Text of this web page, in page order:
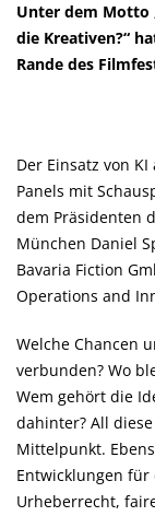
Unter dem Motto
die Kreativen?“
Rande des
Der Einsatz von
Panels mit
dem Präsidenten
München Daniel
Bavaria Fiction
Operations and
Welche Chancen
verbunden? Wo
Wem gehört die
dahinter? All
Mittelpunkt.
Entwicklungen
Urheberrecht,